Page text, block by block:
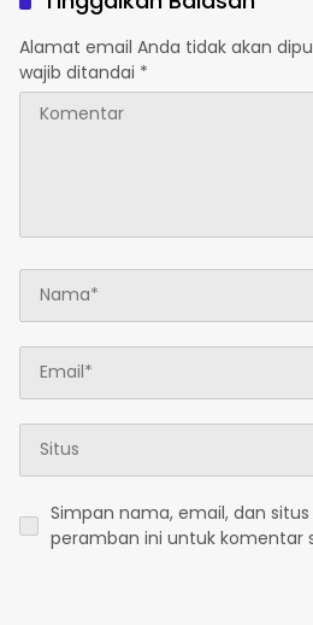
Alamat email Anda tidak akan
wajib ditandai *
Simpan nama, email, dan
peramban ini untuk komentar